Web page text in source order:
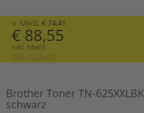
o. MwSt. € 74,41
€ 88,55
inkl. MwSt.
zzgl. Versand
Brother Toner TN-625XXLBK
schwarz